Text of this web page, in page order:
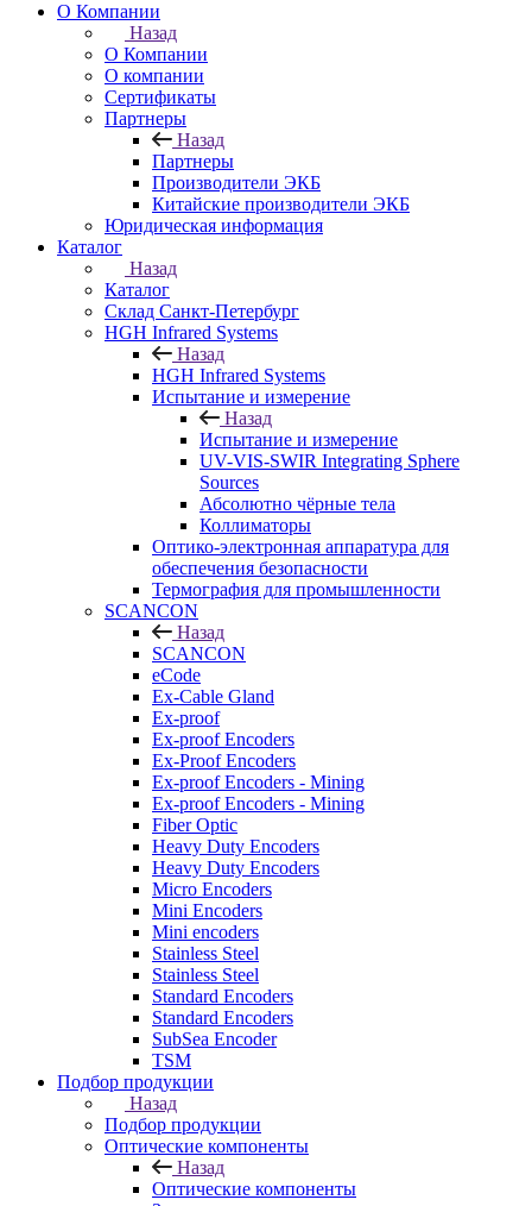
О Компании
Назад
О Компании
О компании
Сертификаты
Партнеры
Назад
Партнеры
Производители ЭКБ
Китайские производители ЭКБ
Юридическая информация
Каталог
Назад
Каталог
Cклад Санкт-Петербург
HGH Infrared Systems
Назад
HGH Infrared Systems
Испытание и измерение
Назад
Испытание и измерение
UV-VIS-SWIR Integrating Sphere
Sources
Абсолютно чёрные тела
Коллиматоры
Оптико-электронная аппаратура для
обеспечения безопасности
Термография для промышленности
SCANCON
Назад
SCANCON
eCode
Ex-Cable Gland
Ex-proof
Ex-proof Encoders
Ex-Proof Encoders
Ex-proof Encoders - Mining
Ex-proof Encoders - Mining
Fiber Optic
Heavy Duty Encoders
Heavy Duty Encoders
Micro Encoders
Mini Encoders
Mini encoders
Stainless Steel
Stainless Steel
Standard Encoders
Standard Encoders
SubSea Encoder
TSM
Подбор продукции
Назад
Подбор продукции
Оптические компоненты
Назад
Оптические компоненты